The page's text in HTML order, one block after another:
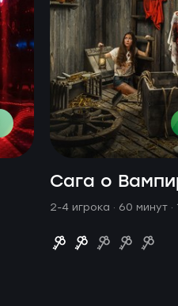
Сага о
2-4 игрока · 60 минут